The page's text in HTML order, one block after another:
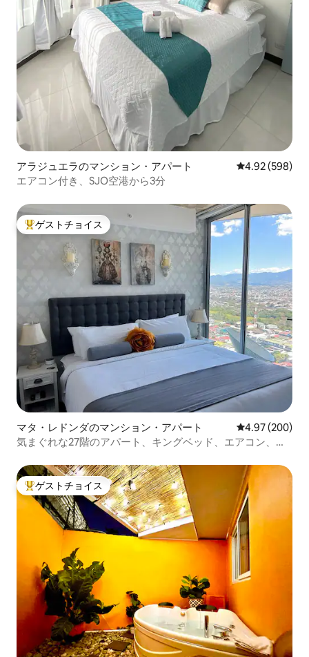
アラジュエラのマンション・アパート レビュー598
4.92 (598)
エアコン付き、SJO空港から3分
大好評のゲストチョイスです。
ゲストチョイス
マタ・レドンダのマンション・アパート レビュー200
4.97 (200)
気まぐれな27階のアパート、キングベッド、エアコン、駐
大好評のゲストチョイスです。
ゲストチョイス